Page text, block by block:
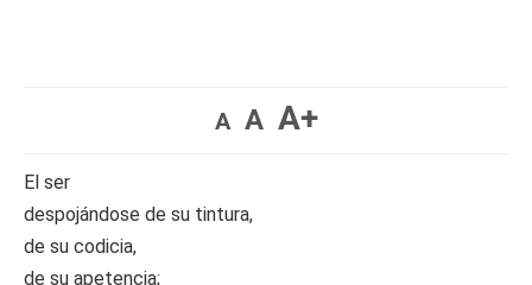
A A A+
El ser
despojándose de su tintura,
de su codicia,
de su apetencia;